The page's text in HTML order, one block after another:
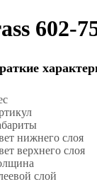
602-
нижнего слоя
верхнего слоя
слой